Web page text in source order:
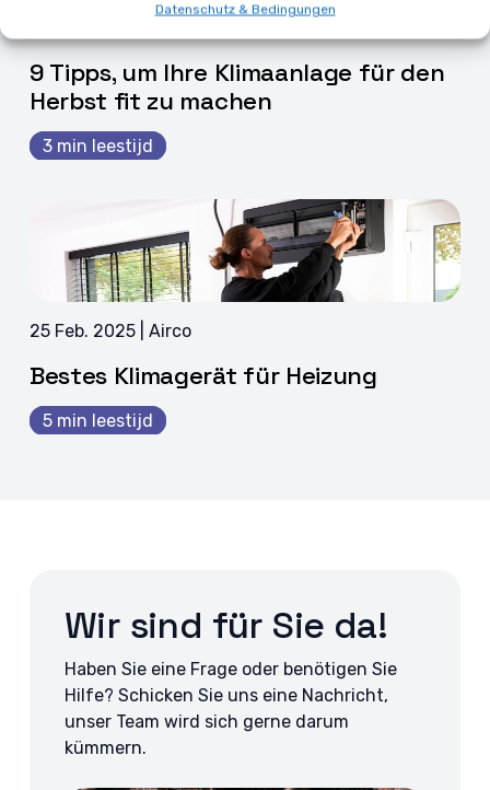
Datenschutz & Bedingungen
9 Tipps, um Ihre Klimaanlage für den
Herbst fit zu machen
3 min leestijd
25 Feb. 2025 | Airco
Bestes Klimagerät für Heizung
5 min leestijd
Wir sind für Sie da!
Haben Sie eine Frage oder benötigen Sie
Hilfe? Schicken Sie uns eine Nachricht,
unser Team wird sich gerne darum
kümmern.